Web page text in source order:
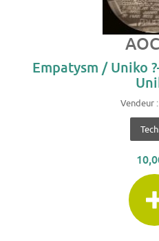
Empatysm / Uniko
Vendeur :